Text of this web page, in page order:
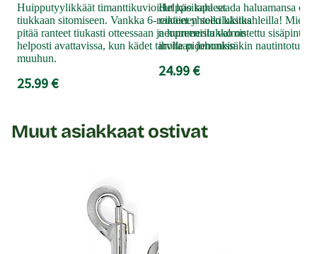
Huipputyylikkäät timanttikuvioidut käsikahleet
tiukkaan sitomiseen. Vankka 6-reikäinen solkilukitus
pitää ranteet tiukasti otteessaan ja hummerilukko on
helposti avattavissa, kun kädet tarvitaan johonkin
muuhun.
25.99 €
Helppo tapa saada haluamansa on
ranteet yhteen käsikahleilla!
neopreenista valmistettu sisäpinta
iholle pidemmissäkin
24.99 €
Muut asiakkaat ostivat